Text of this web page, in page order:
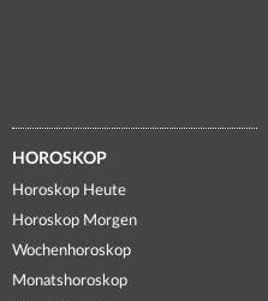
HOROSKOP
Horoskop Heute
Horoskop Morgen
Wochenhoroskop
Monatshoroskop